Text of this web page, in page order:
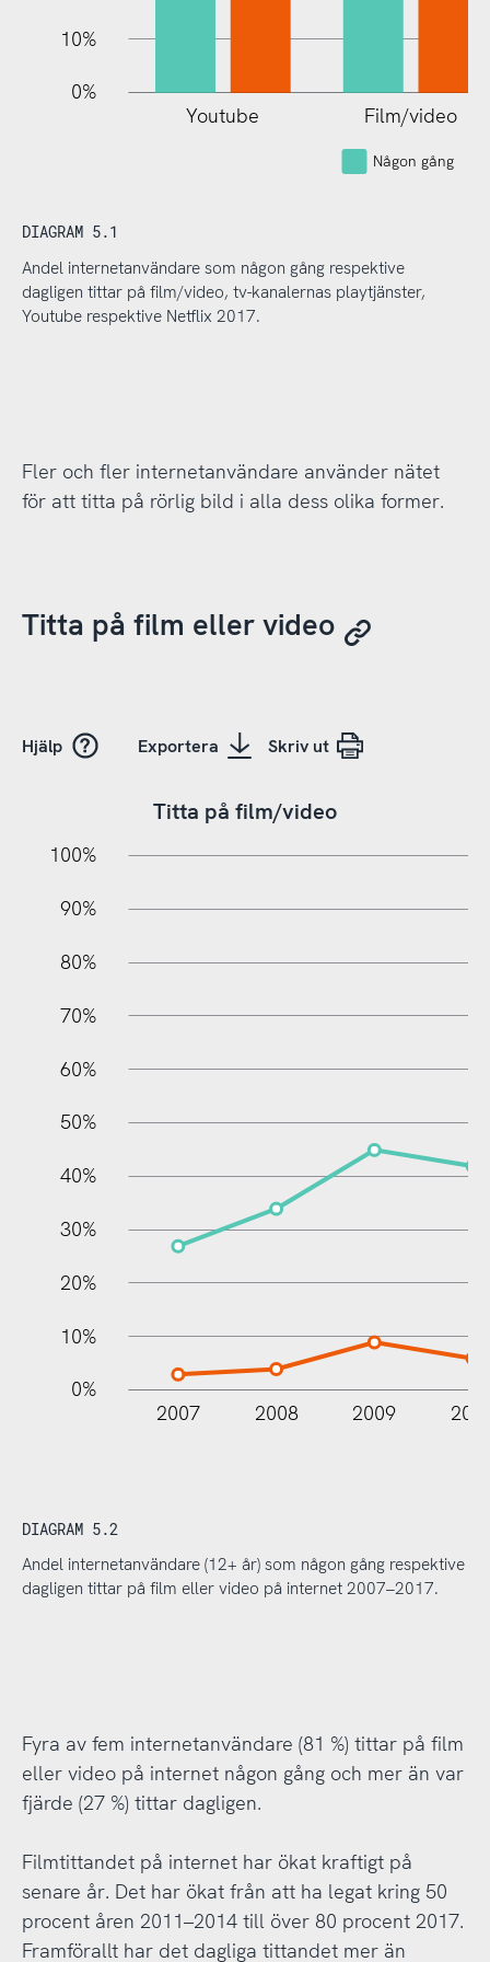
10%
0%
Youtube Film/video
Någon gång
DIAGRAM 5.1
Andel internetanvändare som någon gång respektive
dagligen tittar på film/video, tv-kanalernas playtjänster,
Youtube respektive Netflix 2017.
Fler och fler internetanvändare använder nätet
för att titta på rörlig bild i alla dess olika former.
Titta på film eller video
Hjälp Exportera Skriv ut
Titta på film/video
10%
100%
90%
80%
70%
60%
50%
40%
30%
20%
10%
0%
2007 2008 2009
DIAGRAM 5.2
Andel internetanvändare (12+ år) som någon gång respektive
dagligen tittar på film eller video på internet 2007–2017.
Fyra av fem internetanvändare (81 %) tittar på film
eller video på internet någon gång och mer än var
fjärde (27 %) tittar dagligen.
Filmtittandet på internet har ökat kraftigt på
senare år. Det har ökat från att ha legat kring 50
procent åren 2011–2014 till över 80 procent 2017.
Framförallt har det dagliga tittandet mer än